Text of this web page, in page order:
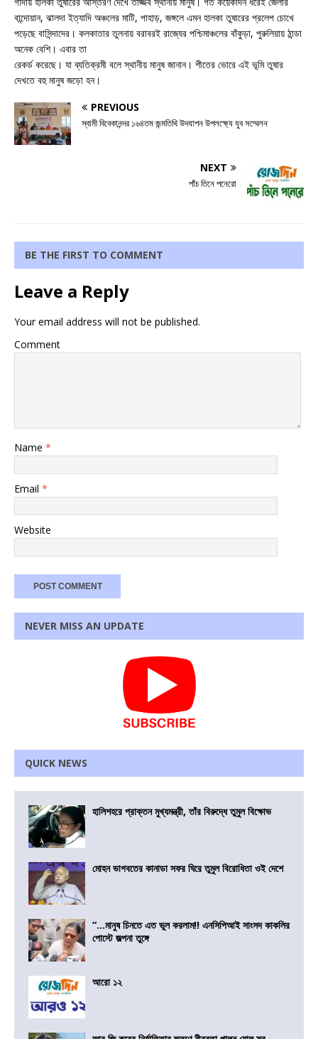
বান্দোয়ান, ঝালদা ইত্যাদি অঞ্চলের মাটি, পাহাড়, জঙ্গলে এমন হালকা তুষারের প্রলেপ চোখে
পড়েছে বাসিন্দাদের। কলকাতার তুলনায় বরাবরই রাজ্যের পশ্চিমাঞ্চলের বাঁকুড়া, পুরুলিয়ায় ঠান্ডা
অনেক বেশি। এবার তা
রেকর্ড করেছে। যা ব্যতিক্রমী বলে স্থানীয় মানুষ জানান। শীতের ভোরে এই ভূমি তুষার
দেখতে বহু মানুষ জড়ো হন।
PREVIOUS
স্বামী বিবেকানন্দর ১৬৪তম জন্মতিথি উদযাপন উপলক্ষ্যে যুব সম্মেলন
NEXT
পাঁচ তিনে পনেরো
BE THE FIRST TO COMMENT
Leave a Reply
Your email address will not be published.
Comment
Name *
Email *
Website
NEVER MISS AN UPDATE
QUICK NEWS
হালিশহরে প্রাক্তন মুখ্যমন্ত্রী, তাঁর বিরুদ্ধে তুমুল বিক্ষোভ
মোহন ভাগবতের কানাডা সফর ঘিরে তুমুল বিরোধিতা ওই দেশে
“…মানুষ চিনতে এত ভুল করলাম!! এনসিপিআই সাংসদ কাকলির
পোস্টে জল্পনা তুঙ্গে
আরো ১২